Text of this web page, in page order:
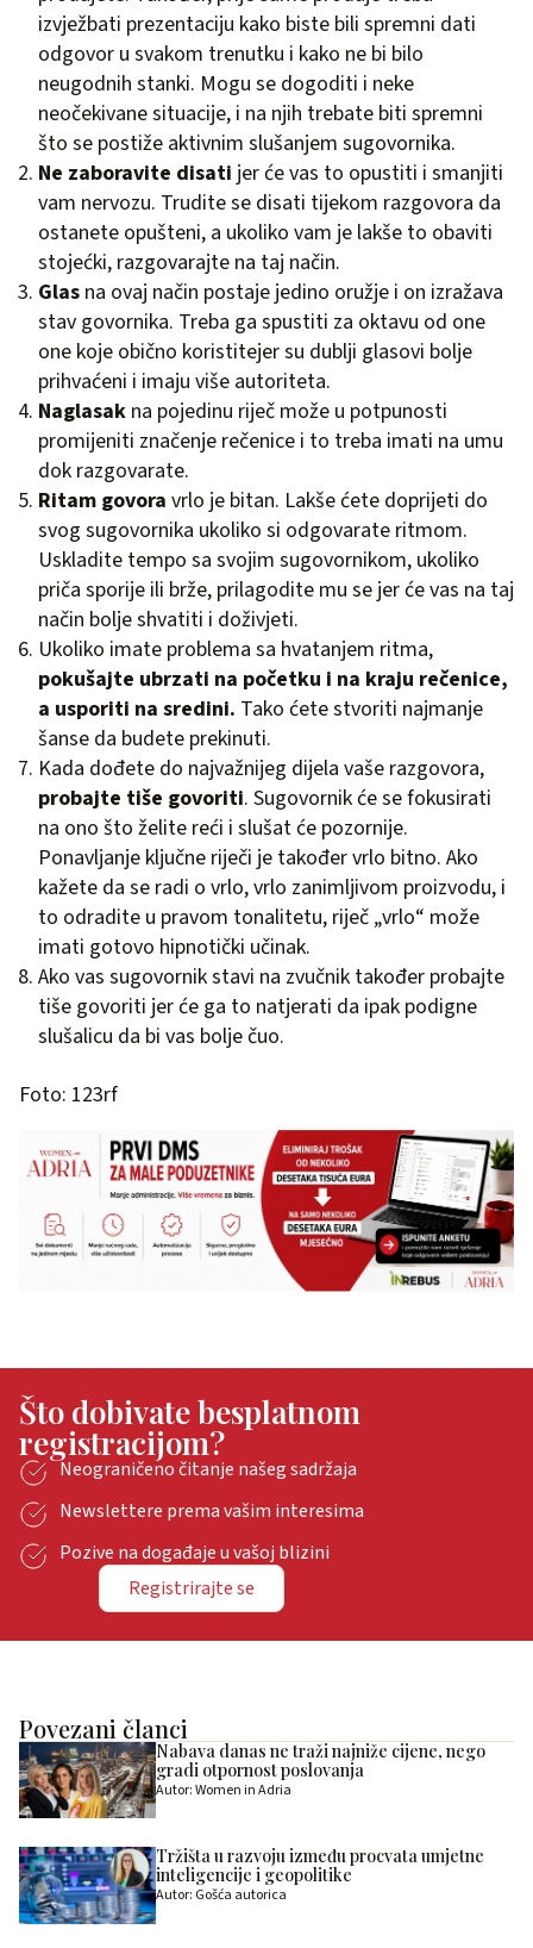
izvježbati prezentaciju kako biste bili spremni dati
odgovor u svakom trenutku i kako ne bi bilo
neugodnih stanki. Mogu se dogoditi i neke
neočekivane situacije, i na njih trebate biti spremni
što se postiže aktivnim slušanjem sugovornika.
Ne zaboravite disati jer će vas to opustiti i smanjiti
vam nervozu. Trudite se disati tijekom razgovora da
ostanete opušteni, a ukoliko vam je lakše to obaviti
stojećki, razgovarajte na taj način.
Glas na ovaj način postaje jedino oružje i on izražava
stav govornika. Treba ga spustiti za oktavu od one
one koje obično koristitejer su dublji glasovi bolje
prihvaćeni i imaju više autoriteta.
Naglasak na pojedinu riječ može u potpunosti
promijeniti značenje rečenice i to treba imati na umu
dok razgovarate.
Ritam govora vrlo je bitan. Lakše ćete doprijeti do
svog sugovornika ukoliko si odgovarate ritmom.
Uskladite tempo sa svojim sugovornikom, ukoliko
priča sporije ili brže, prilagodite mu se jer će vas na taj
način bolje shvatiti i doživjeti.
Ukoliko imate problema sa hvatanjem ritma,
pokušajte ubrzati na početku i na kraju rečenice,
a usporiti na sredini. Tako ćete stvoriti najmanje
šanse da budete prekinuti.
Kada dođete do najvažnijeg dijela vaše razgovora,
probajte tiše govoriti. Sugovornik će se fokusirati
na ono što želite reći i slušat će pozornije.
Ponavljanje ključne riječi je također vrlo bitno. Ako
kažete da se radi o vrlo, vrlo zanimljivom proizvodu, i
to odradite u pravom tonalitetu, riječ „vrlo“ može
imati gotovo hipnotički učinak.
Ako vas sugovornik stavi na zvučnik također probajte
tiše govoriti jer će ga to natjerati da ipak podigne
slušalicu da bi vas bolje čuo.
Foto: 123rf
Što dobivate besplatnom
registracijom?
Neograničeno čitanje našeg sadržaja
Newslettere prema vašim interesima
Pozive na događaje u vašoj blizini
Registrirajte se
Povezani članci
Nabava danas ne traži najniže cijene, nego
gradi otpornost poslovanja
Autor: Women in Adria
Tržišta u razvoju između procvata umjetne
inteligencije i geopolitike
Autor: Gošća autorica